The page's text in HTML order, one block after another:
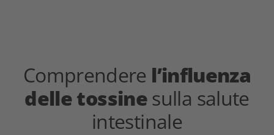
Comprendere l’influenza
delle tossinesulla salute
intestinale